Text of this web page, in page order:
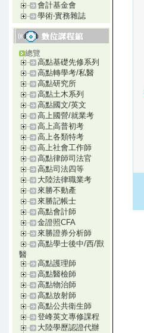
會計基金會
學術‧實務雜誌
總覽
高點基礎先修系列
高點轉學考/私醫
高點研究所
高點土木系列
高點國文/英文
高上國營/就業考
高上高普初考
高上各類特考
高上社會工作師
高點律師司法官
高點司法四等
大陸法律職業考
來勝不動產
來勝記帳士
高點會計師
金證照CFA
來勝證券分析師
高點學士後中/西/獸
醫
高點護理師
高點醫檢師
高點物治師
高點放射師
高點公共衛生師
登峰英文專修課程
大陸學歷認證代辦